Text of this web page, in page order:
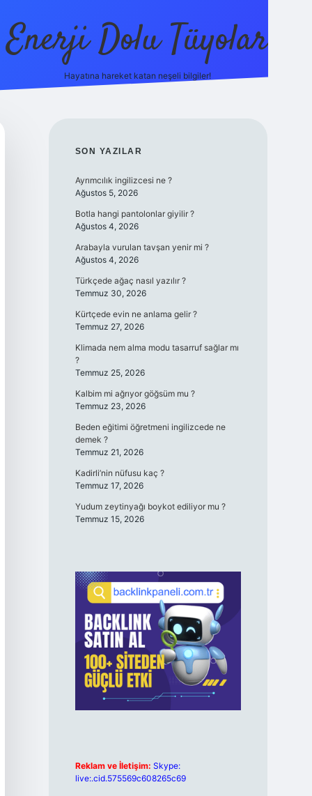
Enerji Dolu Tüyolar
Hayatına hareket katan neşeli bilgiler!
SIDEBAR
SON YAZILAR
Ayrımcılık ingilizcesi ne ?
Ağustos 5, 2026
Botla hangi pantolonlar giyilir ?
Ağustos 4, 2026
Arabayla vurulan tavşan yenir mi ?
Ağustos 4, 2026
Türkçede ağaç nasıl yazılır ?
Temmuz 30, 2026
Kürtçede evin ne anlama gelir ?
Temmuz 27, 2026
Klimada nem alma modu tasarruf sağlar mı
?
Temmuz 25, 2026
Kalbim mi ağrıyor göğsüm mu ?
Temmuz 23, 2026
Beden eğitimi öğretmeni ingilizcede ne
demek ?
Temmuz 21, 2026
Kadirli’nin nüfusu kaç ?
Temmuz 17, 2026
Yudum zeytinyağı boykot ediliyor mu ?
Temmuz 15, 2026
Reklam ve İletişim: Skype:
live:.cid.575569c608265c69